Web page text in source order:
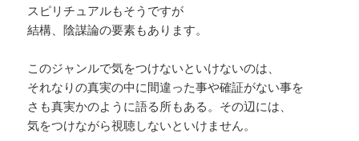
スピリチュアルもそうですが
結構、陰謀論の要素もあります。
このジャンルで気をつけないといけないのは、
それなりの真実の中に間違った事や確証がない事を
さも真実かのように語る所もある。その辺には、
気をつけながら視聴しないといけません。